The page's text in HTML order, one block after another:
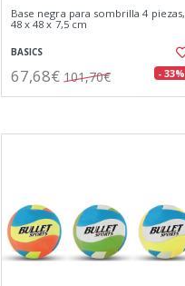
Base negra para sombrilla 4 piezas,
48 x 48 x 7,5 cm
BASICS
67,68€ 101,70€ - 33%